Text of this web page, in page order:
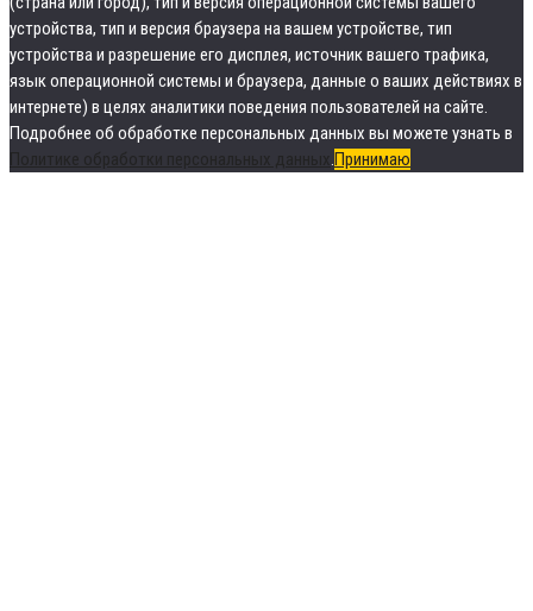
устройства, тип и версия браузера на вашем устройстве, тип
устройства и разрешение его дисплея, источник вашего трафика,
язык операционной системы и браузера, данные о ваших действиях в
интернете) в целях аналитики поведения пользователей на сайте.
Подробнее об обработке персональных данных вы можете узнать в
Политике обработки персональных данных.Принимаю